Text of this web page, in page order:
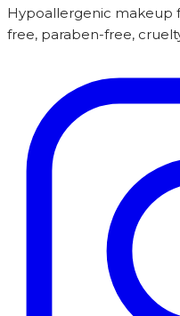
Hypoallergenic makeup
free, paraben-free,